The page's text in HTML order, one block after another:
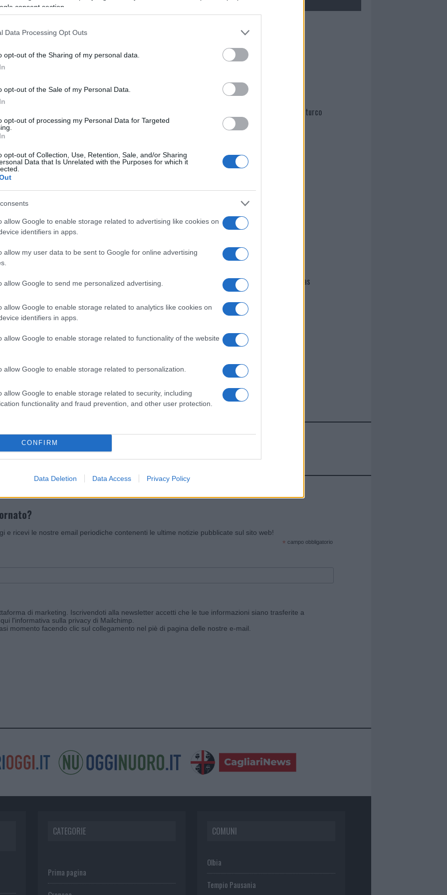
consent section.
Data Processing Opt Outs
opt-out of the Sharing of my personal data.
opt-out of the Sale of my Personal Data.
opt-out of processing my Personal Data for Targeted
opt-out of Collection, Use, Retention, Sale, and/or Sharing
Data that Is Unrelated with the Purposes for which it
allow Google to enable storage related to advertising like cookies on
identifiers in apps.
allow my user data to be sent to Google for online advertising
allow Google to send me personalized advertising.
allow Google to enable storage related to analytics like cookies on
identifiers in apps.
allow Google to enable storage related to functionality of the website
allow Google to enable storage related to personalization.
allow Google to enable storage related to security, including
functionality and fraud prevention, and other user protection.
CONFIRM
Data Deletion Data Access Privacy Policy
AIL Sassari.
dell’AIL, tra cui l’assistenza alla
ricerca scientifica e delle borse di
il numero
questa iniziativa di solidarietà, contribuendo
le malattie ematologiche un po’
cliccando
nella sezione Logindal menù del sito o
Uova Pasqua La Maddalena
Mario Malu
Martina Agostina Diturco
I nostri cari
Giovannimaria Cabras
Invia un Comunicato Stampa
e ricevi le nostre email periodiche contenenti le ultime notizie pubblicate sul sito web!
* campo obbligatorio
di marketing. Iscrivendoti alla newsletter accetti che le tue informazioni siano trasferite a
l'informativa sulla privacy di Mailchimp
momento facendo clic sul collegamento nel piè di pagina delle nostre e-mail.
CATEGORIE
Prima pagina
COMUNI
Olbia
Tempio Pausania